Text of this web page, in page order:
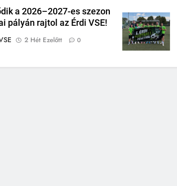
a 2026–2027-es szezon
pályán rajtol az Érdi VSE!
2 Hét Ezelőtt 0